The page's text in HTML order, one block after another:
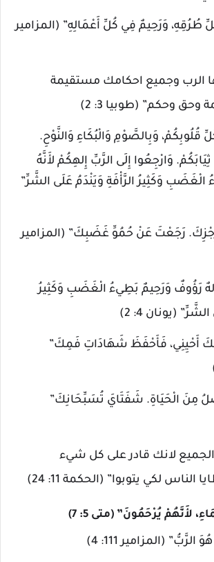
طُرُقِهِ، وَرَحِيمٌ فِي كُلِّ أَعْمَالِهِ” (المزامير
الرب وجميع احكامك مستقيمة
وحكم” (طوبيا 3: 2)
قُلُوبِكُمْ، وَبِالصَّوْمِ وَالْبُكَاءِ وَالنَّوْحِ.
وَارْجِعُوا إِلَى الرَّبِّ إِلهِكُمْ لأَنَّهُ
وَكَثِيرُ الرَّأْفَةِ وَيَنْدَمُ عَلَى الشَّرِّ”
رَجَعْتَ عَنْ حُمُوِّ غَضَبِكَ” (المزامير
رَؤُوفٌ وَرَحِيمٌ بَطِيءُ الْغَضَبِ وَكَثِيرُ
(يونان 4: 2)
أَحْيِنِي، فَأَحْفَظَ شَهَادَاتِ فَمِكَ”
مِنَ الْحَيَاةِ. شَفَتَايَ تُسَبِّحَانِكَ”
لانك قادر على كل شيء
لكي يتوبوا” (الحكمة 11: 24)
لأَنَّهُمْ يُرْحَمُونَ” (متى 5: 7)
(المزامير 111: 4)